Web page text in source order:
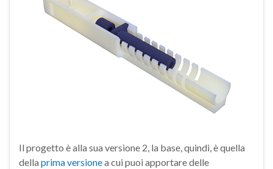
Il progetto è alla sua versione 2, la base, quindi, è quella
della prima versionea cui puoi apportare delle